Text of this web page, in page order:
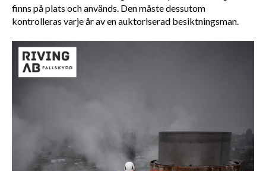
finns på plats och används. Den måste dessutom
kontrolleras varje år av en auktoriserad besiktningsman.